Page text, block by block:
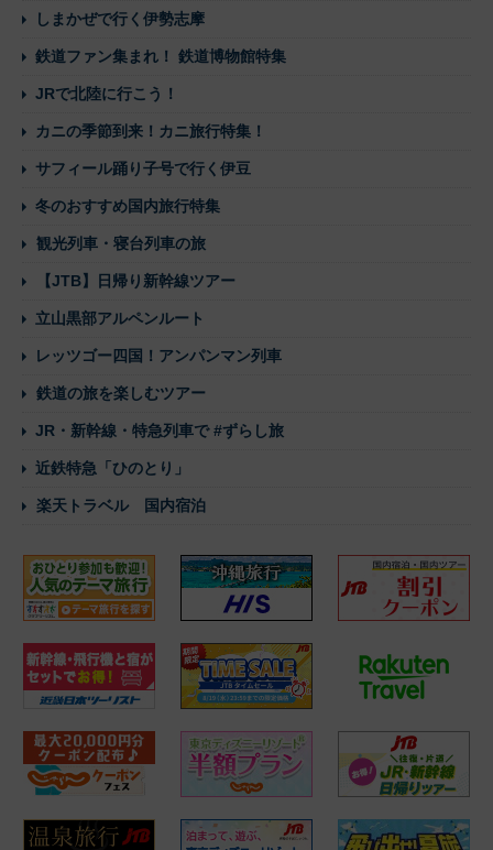
しまかぜで行く伊勢志摩
鉄道ファン集まれ！ 鉄道博物館特集
JRで北陸に行こう！
カニの季節到来！カニ旅行特集！
サフィール踊り子号で行く伊豆
冬のおすすめ国内旅行特集
観光列車・寝台列車の旅
【JTB】日帰り新幹線ツアー
立山黒部アルペンルート
レッツゴー四国！アンパンマン列車
鉄道の旅を楽しむツアー
JR・新幹線・特急列車で #ずらし旅
近鉄特急「ひのとり」
楽天トラベル 国内宿泊